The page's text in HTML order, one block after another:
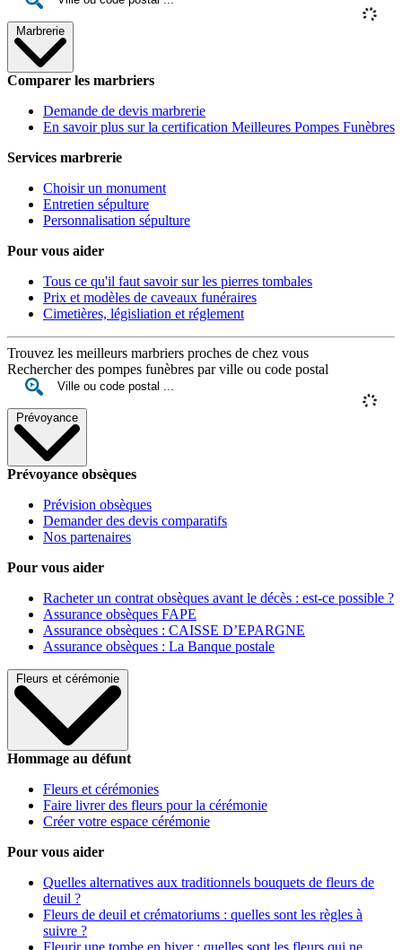
Marbrerie
Comparer les marbriers
Demande de devis marbrerie
En savoir plus sur la certification Meilleures Pompes Funèbres
Services marbrerie
Choisir un monument
Entretien sépulture
Personnalisation sépulture
Pour vous aider
Tous ce qu'il faut savoir sur les pierres tombales
Prix et modèles de caveaux funéraires
Cimetières, législiation et réglement
Trouvez les meilleurs marbriers proches de chez vous
Rechercher des pompes funèbres par ville ou code postal
Prévoyance
Prévoyance obsèques
Prévision obsèques
Demander des devis comparatifs
Nos partenaires
Pour vous aider
Racheter un contrat obsèques avant le décès : est-ce possible ?
Assurance obsèques FAPE
Assurance obsèques : CAISSE D’EPARGNE
Assurance obsèques : La Banque postale
Fleurs et cérémonie
Hommage au défunt
Fleurs et cérémonies
Faire livrer des fleurs pour la cérémonie
Créer votre espace cérémonie
Pour vous aider
Quelles alternatives aux traditionnels bouquets de fleurs de
deuil ?
Fleurs de deuil et crématoriums : quelles sont les règles à
suivre ?